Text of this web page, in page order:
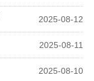
2025-08-12
2025-08-11
2025-08-10